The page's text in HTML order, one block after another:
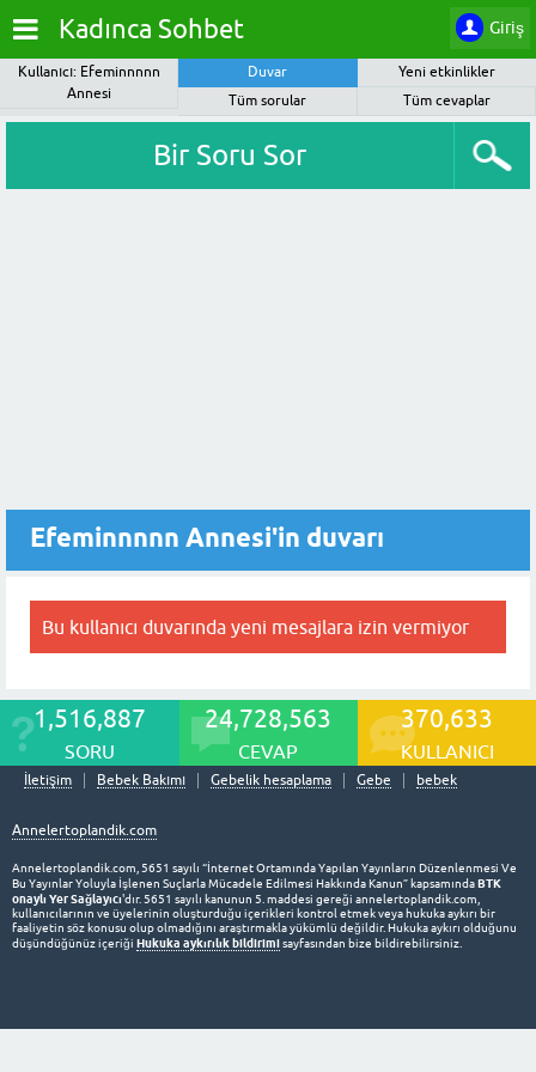
Giriş
Kadınca Sohbet
Kullanıcı: Efeminnnnn
Annesi
Duvar
Yeni etkinlikler
Tüm sorular
Tüm cevaplar
Bir Soru Sor
Efeminnnnn Annesi'in duvarı
Bu kullanıcı duvarında yeni mesajlara izin vermiyor
1,516,887
SORU
24,728,563
CEVAP
370,633
KULLANICI
İletişim Bebek Bakımı Gebelik hesaplama Gebe bebek
Annelertoplandik.com
Annelertoplandik.com, 5651 sayılı “İnternet Ortamında Yapılan Yayınların Düzenlenmesi Ve
Bu Yayınlar Yoluyla İşlenen Suçlarla Mücadele Edilmesi Hakkında Kanun” kapsamındaBTK
onaylı Yer Sağlayıcı'dır. 5651 sayılı kanunun 5. maddesi gereği annelertoplandik.com,
kullanıcılarının ve üyelerinin oluşturduğu içerikleri kontrol etmek veya hukuka aykırı bir
faaliyetin söz konusu olup olmadığını araştırmakla yükümlü değildir. Hukuka aykırı olduğunu
düşündüğünüz içeriği Hukuka aykırılık bildirimisayfasından bize bildirebilirsiniz.